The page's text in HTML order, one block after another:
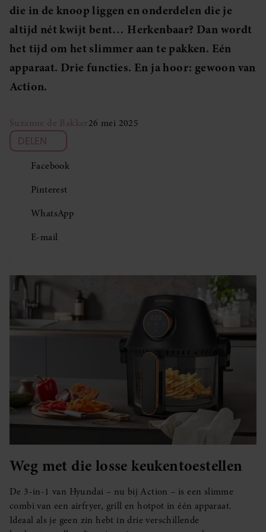
die in de knoop liggen en onderdelen die je
altijd nét kwijt bent… Herkenbaar? Dan wordt
het tijd om het slimmer aan te pakken. Eén
apparaat. Drie functies. En ja hoor: gewoon van
Action.
Suzanne de Bakker26 mei 2025
DELEN
Facebook
Pinterest
WhatsApp
E-mail
Weg met die losse keukentoestellen
De 3-in-1 van Hyundai – nu bij Action – is een slimme
combi van een airfryer, grill en hotpot in één apparaat.
Ideaal als je geen zin hebt in drie verschillende